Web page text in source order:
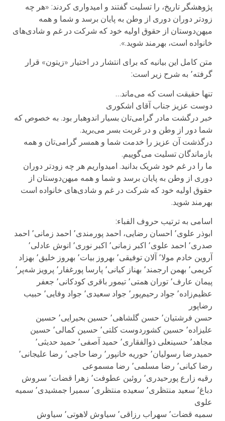
پژوهشگر تاریخ، را تسلیت گفتند و امیدواری کردند:‌ «هر چه
زودتر دوران دوری از وطن به پایان برسد و شما و همه
میهن‌دوستان از حقوق اولیه خود که شرکت در غم و شادی‌های
خانواده است، بهرمند شوید.».
متن کامل این بیانیه که برای انتشار در اختیار «زیتون» قرار
گرفته٬ به شرح زیر است:
تنها حقیقت است که می‌ماند…
دوست عزیز جناب آقای اشکوری
خبر درگشت مادر گرامی‌تان بسیار اندوهبار بود. به خصوص که
شما دور از وطن و در غربت بسر می‌برید.
درگذشت آن عزیز را خدمت شما و همسر گرامی‌تان و همه
بازماندگان تسلیت می‌گوییم.
ما را در غم خود شریک بدانید. امیدواریم هر چه زودتر دوران
دوری از وطن به پایان برسد و شما و همه میهن‌دوستان از
حقوق اولیه خود که شرکت در غم و شادی‌های خانواده است
بهرمند شوید.
اسامی به ترتیب حروف الفباء:
ابوذر علوی٬ احسان رضایی، احمد پورمندی٬ احمد زمانی٬ احمد
صدری٬ احمد علوی٬ اکبر زمانی٬ اکبر نوری٬ انوش عادلی٬
آروین خادم مولا٬ آلان توفیقی٬ بهروز بیات٬ بهروز خلیق٬ بهزاد
کریمی٬ بهمن ارجمند٬ بهناز کیانی٬ پارسا پورغفار٬ پرویز شه‌پر٬
پیمان عارف٬ توران همتی٬ تیمور باقری کودکانی٬ جعفر
عظیم‌زاده٬ جواد رحیم‌پور٬ جواد سعیدی٬ جواد وفایی٬ حبیب
رضاپور
حسن فرشتیان٬ حسن گلشاهی٬ حسین بحیرایی٬ حسین
علیزاده٬ حسین کشوردوست کلتی٬ حسین کمالی٬ حسین
مجاهد٬ حسینعلی ذوالفقاری٬ حمید آصفی٬ حمید حدیثی٬
حمیدرضا رسولیان٬ حوریه خانپور٬ رضا حاجی٬ رضا علیجانی٬
رضا کیانی٬ رضا مسلمی٬ رضا مسموعی
رقیه زارع پورحیدری٬ روئین عطوفت٬ زهرا قضات٬ سروش
دباغ٬ سعید منتظری٬ سعیده منتظری٬ سمیرا جمشیدی٬ سمیه
علوی
سمیه قضات٬ سهراب رزاقی٬ سیاوش لاهوتی٬ سیاوش